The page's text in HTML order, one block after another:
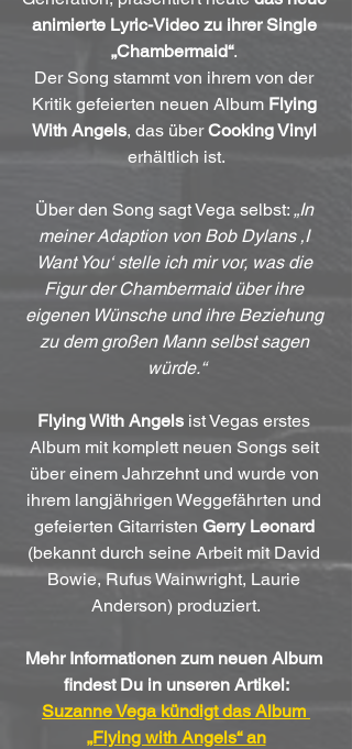
animierte Lyric-Video zu ihrer Single
„Chambermaid“.
Der Song stammt von ihrem von der
Kritik gefeierten neuen Album Flying
With Angels, das über Cooking Vinyl
erhältlich ist.
Über den Song sagt Vega selbst: „In
meiner Adaption von Bob Dylans ‚I
Want You‘ stelle ich mir vor, was die
Figur der Chambermaid über ihre
eigenen Wünsche und ihre Beziehung
zu dem großen Mann selbst sagen
würde.“
Flying With Angels ist Vegas erstes
Album mit komplett neuen Songs seit
über einem Jahrzehnt und wurde von
ihrem langjährigen Weggefährten und
gefeierten Gitarristen Gerry Leonard
(bekannt durch seine Arbeit mit David
Bowie, Rufus Wainwright, Laurie
Anderson) produziert.
Mehr Informationen zum neuen Album
findest Du in unseren Artikel:
Suzanne Vega kündigt das Album
„Flying with Angels“ an